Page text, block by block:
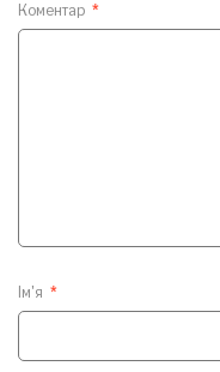
Коментар *
Ім'я *